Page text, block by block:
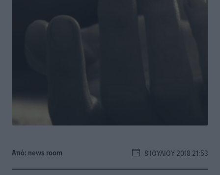
Από: news room 8 ΙΟΥΛΊΟΥ 2018 21:53